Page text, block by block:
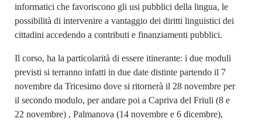
informatici che favoriscono gli usi pubblici della lingua, le
possibilità di intervenire a vantaggio dei diritti linguistici dei
cittadini accedendo a contributi e finanziamenti pubblici.
Il corso, ha la particolarità di essere itinerante: i due moduli
previsti si terranno infatti in due date distinte partendo il 7
novembre da Tricesimo dove si ritornerà il 28 novembre per
il secondo modulo, per andare poi a Capriva del Friuli (8 e
22 novembre) , Palmanova (14 novembre e 6 dicembre),